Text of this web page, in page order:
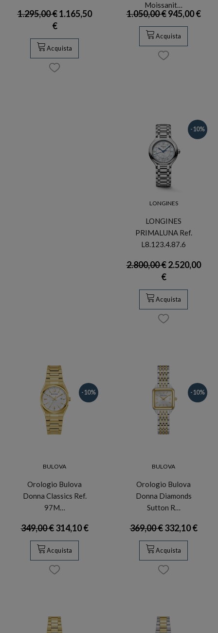
1.295,00 €1.165,50
€
Acquista
Moissanit…
1.050,00 €945,00 €
Acquista
-10%
LONGINES
LONGINES
PRIMALUNA Ref.
L8.123.4.87.6
2.800,00 €2.520,00
€
Acquista
-10%
BULOVA
Orologio Bulova
Donna Classics Ref.
97M…
349,00 €314,10 €
Acquista
-10%
BULOVA
Orologio Bulova
Donna Diamonds
Sutton R…
369,00 €332,10 €
Acquista